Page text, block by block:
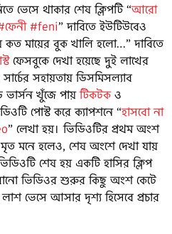
ভেসে থাকার শেষ ক্লিপটি “আরো
#feni” দাবিতে ইউটিউবেও
কত মায়ের বুক খালি হলো…” দাবিতে
ফেসবুকে দেখা হয়েছে দুই লাখের
সহায়তায় ডিসমিসল্যাব
ভার্সন খুঁজে পায়টিকটকও
পোস্ট করে ক্যাপশনে “হাসবো না
” লেখা হয়। ভিডিওটির প্রথম অংশ
মৃত মনে হলেও, শেষ অংশে দেখা যায়
শেষ হয় একটি হাসির ক্লিপ
ভিডিওর শুরুর কিছু অংশ কেটে
লাশ ভেসে আসার দৃশ্য হিসেবে প্রচার